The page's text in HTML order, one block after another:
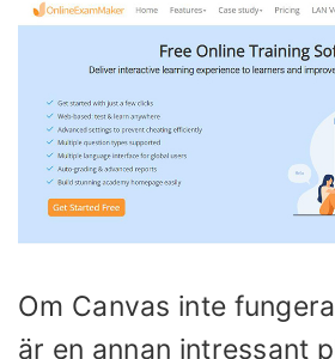
Om Canvas inte
är en annan intressant